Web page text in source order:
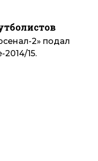
2» подал
2014/15.